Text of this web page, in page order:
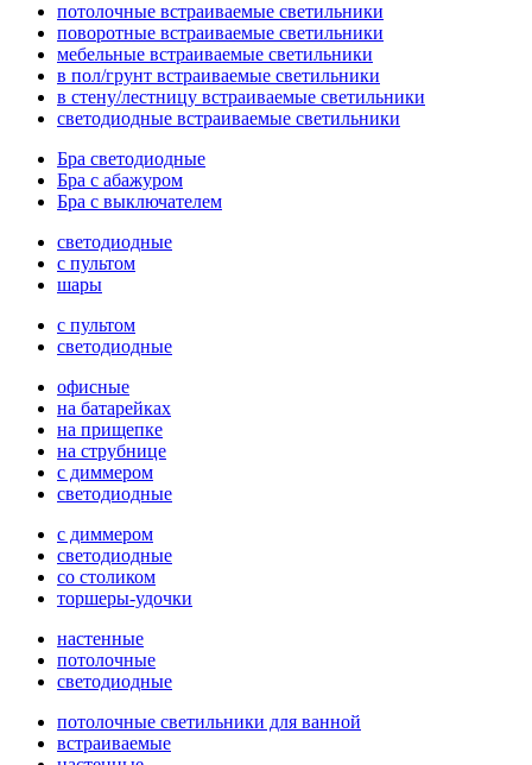
потолочные встраиваемые светильники
поворотные встраиваемые светильники
мебельные встраиваемые светильники
в пол/грунт встраиваемые светильники
в стену/лестницу встраиваемые светильники
светодиодные встраиваемые светильники
Бра светодиодные
Бра с абажуром
Бра с выключателем
светодиодные
с пультом
шары
с пультом
светодиодные
офисные
на батарейках
на прищепке
на струбнице
с диммером
светодиодные
с диммером
светодиодные
со столиком
торшеры-удочки
настенные
потолочные
светодиодные
потолочные светильники для ванной
встраиваемые